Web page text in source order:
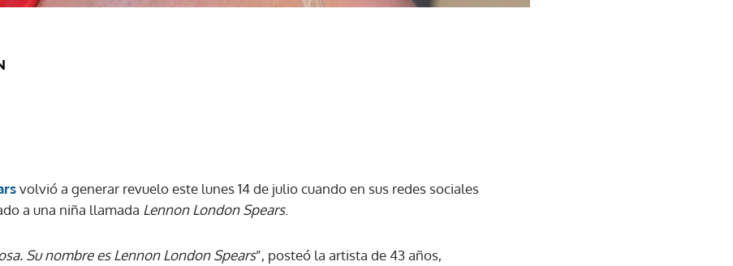
volvió a generar revuelo este lunes 14 de julio cuando en sus redes sociales
a una niña llamada Lennon London Spears.
Su nombre es Lennon London Spears”, posteó la artista de 43 años,